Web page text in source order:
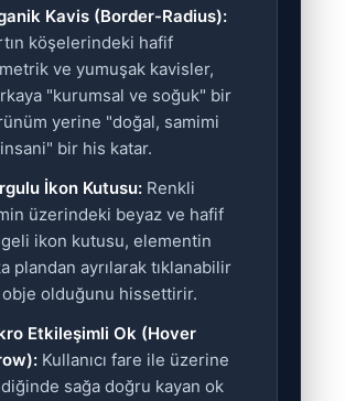
Kavis (Border-Radius):
köşelerindeki hafif
ve yumuşak kavisler,
"kurumsal ve soğuk" bir
yerine "doğal, samimi
bir his katar.
İkon Kutusu: Renkli
üzerindeki beyaz ve hafif
ikon kutusu, elementin
plandan ayrılarak tıklanabilir
olduğunu hissettirir.
Etkileşimli Ok (Hover
Kullanıcı fare ile üzerine
sağa doğru kayan ok